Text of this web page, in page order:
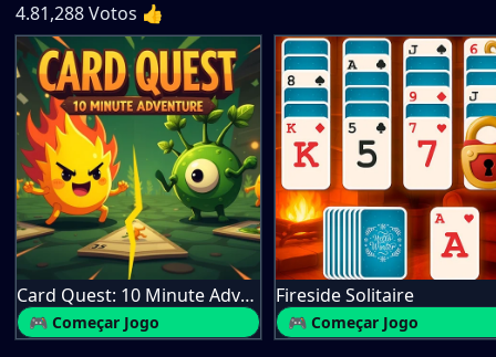
4.81,288Votos 👍
Card Quest: 10 Minute Adventure
🎮 Começar Jogo
Fireside Solitaire
🎮 Começar Jogo